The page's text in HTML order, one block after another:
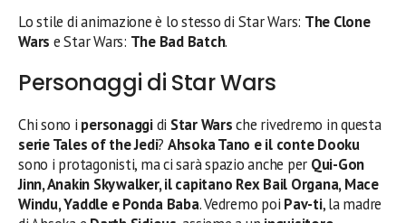
Lo stile di animazione è lo stesso di Star Wars: The Clone
Wars e Star Wars: The Bad Batch.
Personaggi di Star Wars
Chi sono i personaggidi Star Warsche rivedremo in questa
serie Tales of the Jedi? Ahsoka Tano e il conte Dooku
sono i protagonisti, ma ci sarà spazio anche per Qui-Gon
Jinn, Anakin Skywalker, il capitano Rex Bail Organa, Mace
Windu, Yaddle e Ponda Baba. Vedremo poi Pav-ti, la madre